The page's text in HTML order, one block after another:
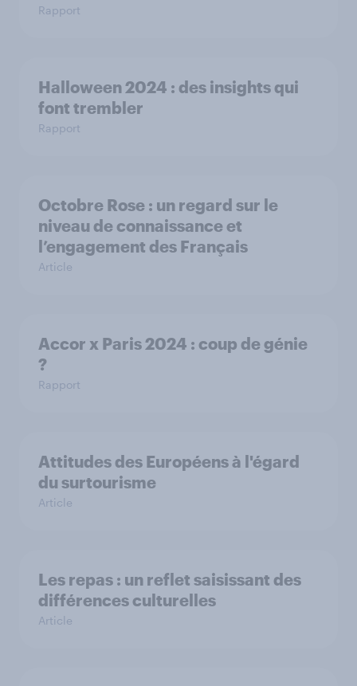
Rapport
Halloween 2024 : des insights qui
font trembler
Rapport
Octobre Rose : un regard sur le
niveau de connaissance et
l’engagement des Français
Article
Accor x Paris 2024 : coup de génie
?
Rapport
Attitudes des Européens à l'égard
du surtourisme
Article
Les repas : un reflet saisissant des
différences culturelles
Article